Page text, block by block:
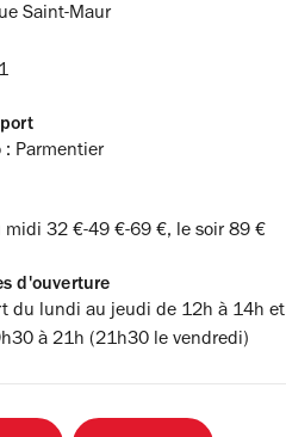
Saint-Maur
: Parmentier
midi 32 €-49 €-69 €, le soir 89 €
d'ouverture
du lundi au jeudi de 12h à 14h et
à 21h (21h30 le vendredi)